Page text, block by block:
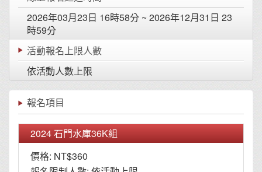
2026年03月23日 16時58分 ~ 2026年12月31日 23
時59分
活動報名上限人數
依活動人數上限
報名項目
2024 石門水庫36K組
價格: NT$360